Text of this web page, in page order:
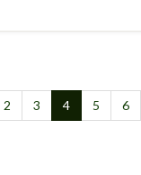
2 3 4 5 6